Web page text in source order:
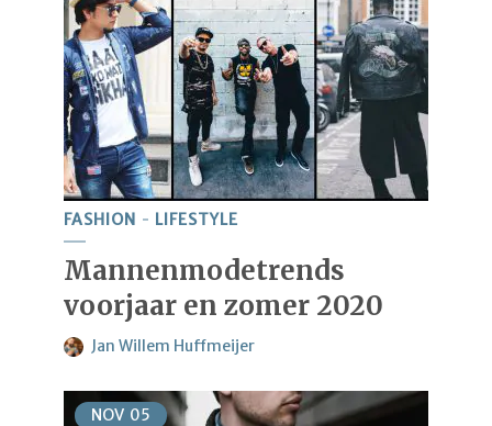
FASHION LIFESTYLE
Mannenmodetrends
voorjaar en zomer 2020
Jan Willem Huffmeijer
NOV 05